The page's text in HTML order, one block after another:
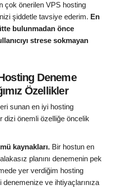
çok önerilen VPS hosting
şiddetle tavsiye ederim. En
bulunmadan önce
strese sokmayan
Deneme
Özellikler
sunan en iyi hosting
dizi önemli özelliğe öncelik
kaynakları. Bir hostun en
planını denemenin pek
yer verdiğim hosting
ve ihtiyaçlarınıza